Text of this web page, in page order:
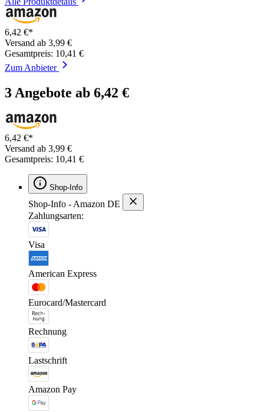
6,42 €*
Versand ab 3,99 €
Gesamtpreis: 10,41 €
Zum Anbieter
3 Angebote ab 6,42 €
6,42 €*
Versand ab 3,99 €
Gesamtpreis: 10,41 €
Shop-Info
Shop-Info - Amazon DE
Zahlungsarten:
Visa
American Express
Eurocard/Mastercard
Rechnung
Lastschrift
Amazon Pay